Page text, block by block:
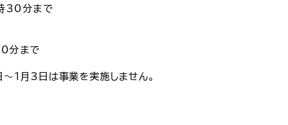
30分まで
分まで
月3日は事業を実施しません。